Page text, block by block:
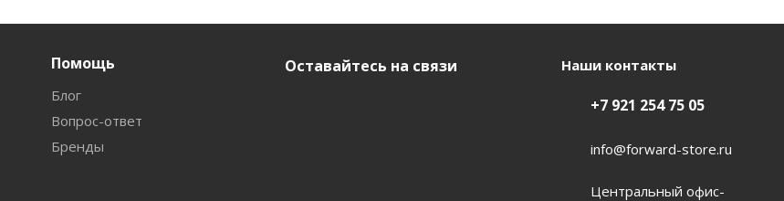
Помощь
Блог
Вопрос-ответ
Бренды
Оставайтесь на связи Наши контакты
+7 921 254 75 05
info@forward-store.ru
Центральный офис-